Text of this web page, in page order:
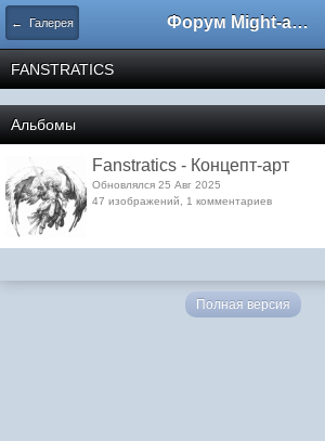
← Галерея Форум Might-and-Magic.ru
FANSTRATICS
Альбомы
Fanstratics - Концепт-арт
Обновлялся 25 Авг 2025
47 изображений, 1 комментариев
Полная версия